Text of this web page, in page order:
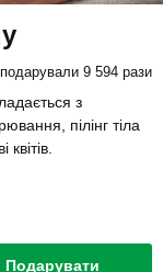
подарували 9 594 рази
з
пілінг тіла
Подарувати